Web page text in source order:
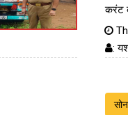
करंट
: